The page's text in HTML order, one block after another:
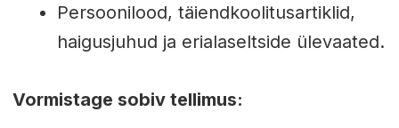
Persoonilood, täiendkoolitusartiklid,
haigusjuhud ja erialaseltside ülevaated.
Vormistage sobiv tellimus: